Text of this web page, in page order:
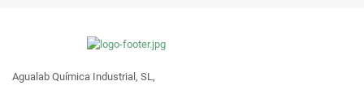
Agualab Química Industrial, SL,